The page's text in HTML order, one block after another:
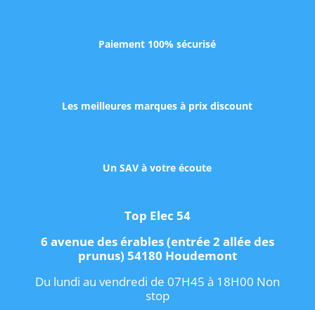
Paiement 100% sécurisé
Les meilleures marques à prix discount
Un SAV à votre écoute
Top Elec 54
6 avenue des érables (entrée 2 allée des
prunus) 54180 Houdemont
Du lundi au vendredi de 07H45 à 18H00 Non
stop